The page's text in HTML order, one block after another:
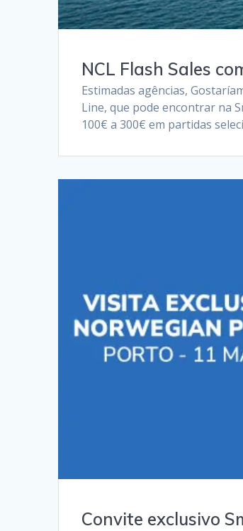
NCL Flash Sales
Estimadas agências,
Line, que pode encontrar na
100€ a 300€ em partidas
Convite exclusivo